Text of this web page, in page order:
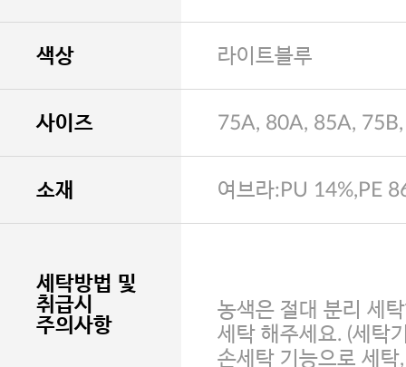
색상 라이트블루
사이즈 75A, 80A, 85A,
소재 여브라:PU 14%,PE
세탁방법 및
취급시
주의사항
농색은 절대 분리 세
세탁 해주세요. (세탁
손세탁 기능으로 세탁